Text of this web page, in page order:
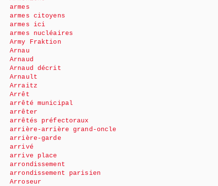
armes
armes citoyens
armes ici
armes nucléaires
Army Fraktion
Arnau
Arnaud
Arnaud décrit
Arnault
Arraitz
Arrêt
arrêté municipal
arrêter
arrêtés préfectoraux
arrière-arrière grand-oncle
arrière-garde
arrivé
arrive place
arrondissement
arrondissement parisien
Arroseur